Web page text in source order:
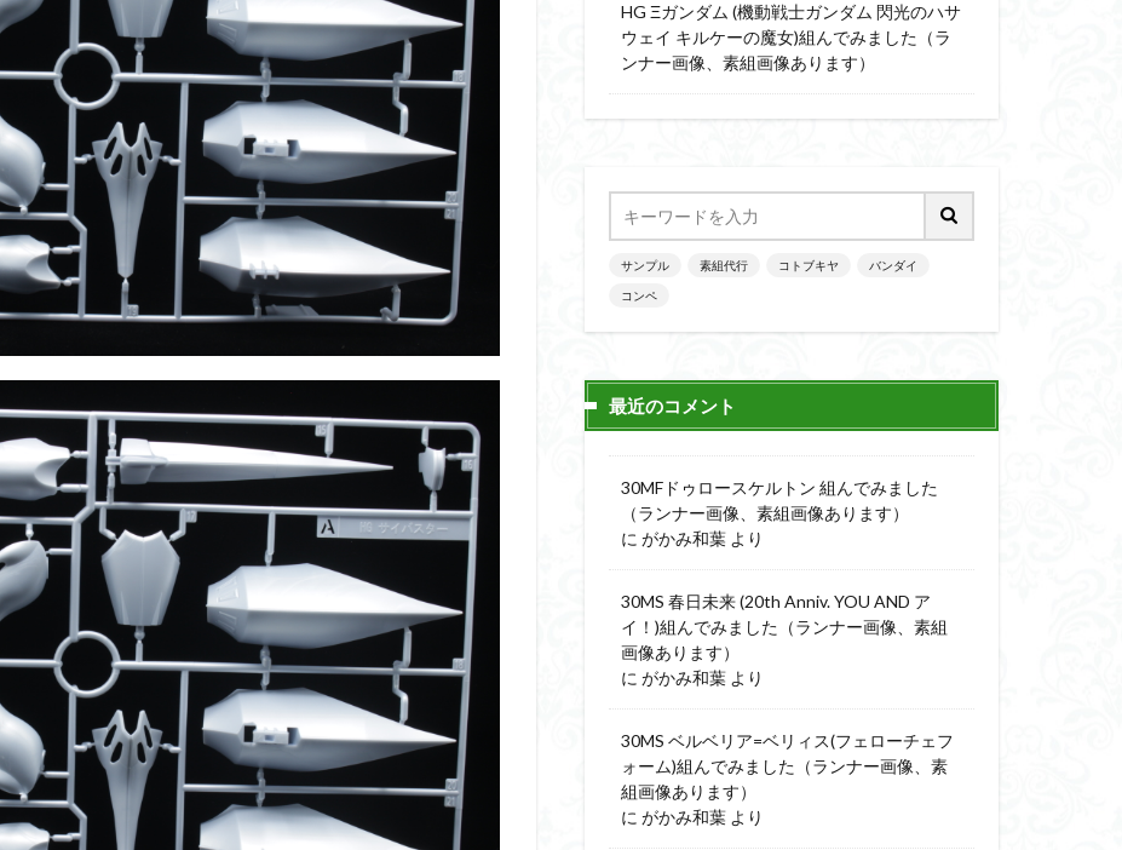
HG Ξガンダム (機動戦士ガンダム 閃光のハサ
ウェイ キルケーの魔女)組んでみました（ラ
ンナー画像、素組画像あります）
サンプル 素組代行 コトブキヤ バンダイ
コンペ
最近のコメント
30MFドゥロースケルトン 組んでみました
（ランナー画像、素組画像あります）
に がかみ和葉 より
30MS 春日未来 (20th Anniv. YOU AND ア
イ！)組んでみました（ランナー画像、素組
画像あります）
に がかみ和葉 より
30MS ベルベリア=ベリィス(フェローチェフ
ォーム)組んでみました（ランナー画像、素
組画像あります）
に がかみ和葉 より
戦くらくら
平成ザクジム合戦くらくらR
平成ザクジム合戦くらくらR3
合戦くらくらR4
平成ザクジム合戦くらくらR6 平成ザクジム合戦くらくらR7
楽園追放
橘猫工業 機動動姫 水星の魔女 筆塗り 簡単フィニッシュ
素組
素組代行 素組代行キット一覧 素組代行サービス
組み立てました 組み立て代行 組み立て依頼 組立代行
ー
装甲娘 輝羅鋼 途中経過 遊戯王 遊模
ェンズ
閃光のハサウェイ 食玩 鬼滅の刃 魔神創造伝ワタル
魔神英雄伝ワタル
龍神丸 龍騎 ＨＧ ＭＧ ＲＧ ＳＲＷ